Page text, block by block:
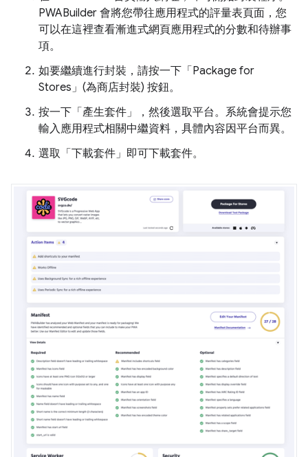
PWABuilder 會將您帶往應用程式的評量表頁面，您
可以在這裡查看漸進式網頁應用程式的分數和待辦事
項。
如要繼續進行封裝，請按一下「Package for
Stores」(為商店封裝) 按鈕。
按一下「產生套件」
，然後選取平台。系統會提示您
輸入應用程式相關中繼資料，具體內容因平台而異。
選取「下載套件」 即可下載套件。